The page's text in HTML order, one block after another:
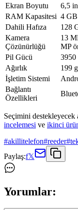
Ekran Boyutu
6,5
RAM Kapasitesi 4
Dahili Hafıza
128
Kamera
Çözünürlüğü
13
MP
Pil Gücü
Ağırlık
199
İşletim Sistemi
Bağlantı
Özellikleri
Seçimini destekleyecek
incelemesi ve ikinci
#akillitelefon#reeder#
Paylaş:f𝕏
Yorumlar: